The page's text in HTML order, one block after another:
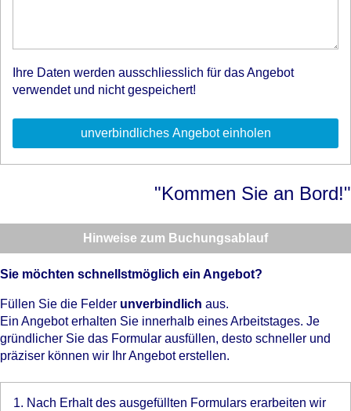
Ihre Daten werden ausschliesslich für das Angebot
verwendet und nicht gespeichert!
"Kommen Sie an Bord!"
Hinweise zum Buchungsablauf
Sie möchten schnellstmöglich ein Angebot?
Füllen Sie die Felder unverbindlich aus.
Ein Angebot erhalten Sie innerhalb eines Arbeitstages. Je
gründlicher Sie das Formular ausfüllen, desto schneller und
präziser können wir Ihr Angebot erstellen.
Nach Erhalt des ausgefüllten Formulars erarbeiten wir